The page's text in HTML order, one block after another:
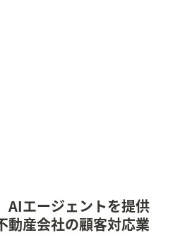
AIエージェントを提供
動産会社の顧客対応業